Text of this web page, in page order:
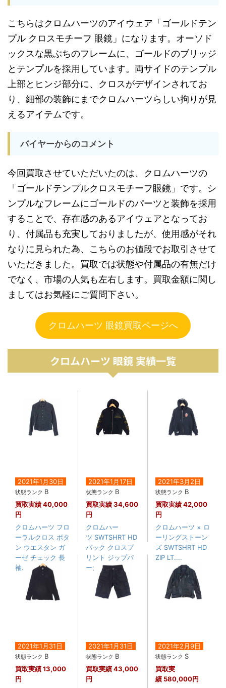
こちらはクロムハーツのアイウェア「ゴールドテン
プル クロスモチーフ 眼鏡」になります。オーソド
ックスな黒ぶちのフレームに、ゴールドのブリッジ
とテンプルを採用しています。両サイドのテンプル
上部とヒンジ部分に、クロスがデザインされてお
り、細部の装飾にまでクロムハーツらしい拘りが見
えるアイテムです。
バイヤーからのコメント
今回買取させていただいたのは、クロムハーツの
「ゴールドテンプルクロスモチーフ眼鏡」です。シ
ンプルなフレームにゴールドのパーツと装飾を採用
することで、存在感のあるアイウェアとなってお
り、付属品も充実しておりましたが、使用感がそれ
なりに見られた為、こちらのお値段でお取引させて
いただきました。買取では状態や付属品の有無だけ
でなく、市場の人気も左右します。買取金額に関し
ましてはお気軽にご質問下さい。
クロムハーツ 眼鏡買取ページへ
クロムハーツ 眼鏡 実績一覧
2021年1月30日
状態ランク B
買取実績40,000
円
クロムハーツ フロ
ーラルクロス ボタ
ン ウエスタン ガ
ーゼ チェック 長
袖....
2021年1月17日
状態ランク B
買取実績34,600
円
クロムハー
ツ SWTSHRT HD
バック クロスプ
リント ジップパ
ーカー
2021年3月2日
状態ランク B
買取実績42,000
円
クロムハーツ × ロ
ーリングストーン
ズ SWTSHRT HD
ZIP LT....
2021年1月31日
状態ランク B
買取実績13,000
円
2021年1月31日
状態ランク B
買取実績43,000
円
2021年2月9日
状態ランク S
買取実
績 580,000円